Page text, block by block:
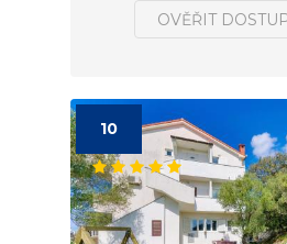
OVĚŘIT
10